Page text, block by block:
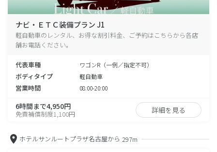
ナビ・ＥＴＣ装備プラン J1
軽自動車のレンタル、お得な割引料金、ご予約はこちらから各店
舗お電話ください。
代表車種 ワゴンR（一例／指定不可）
ボディタイプ 軽自動車
営業時間 08:00-20:00
6時間まで4,950円
免責補償制度1,100円 詳細を見る
ホテルサンルートプラザ名古屋から 297m